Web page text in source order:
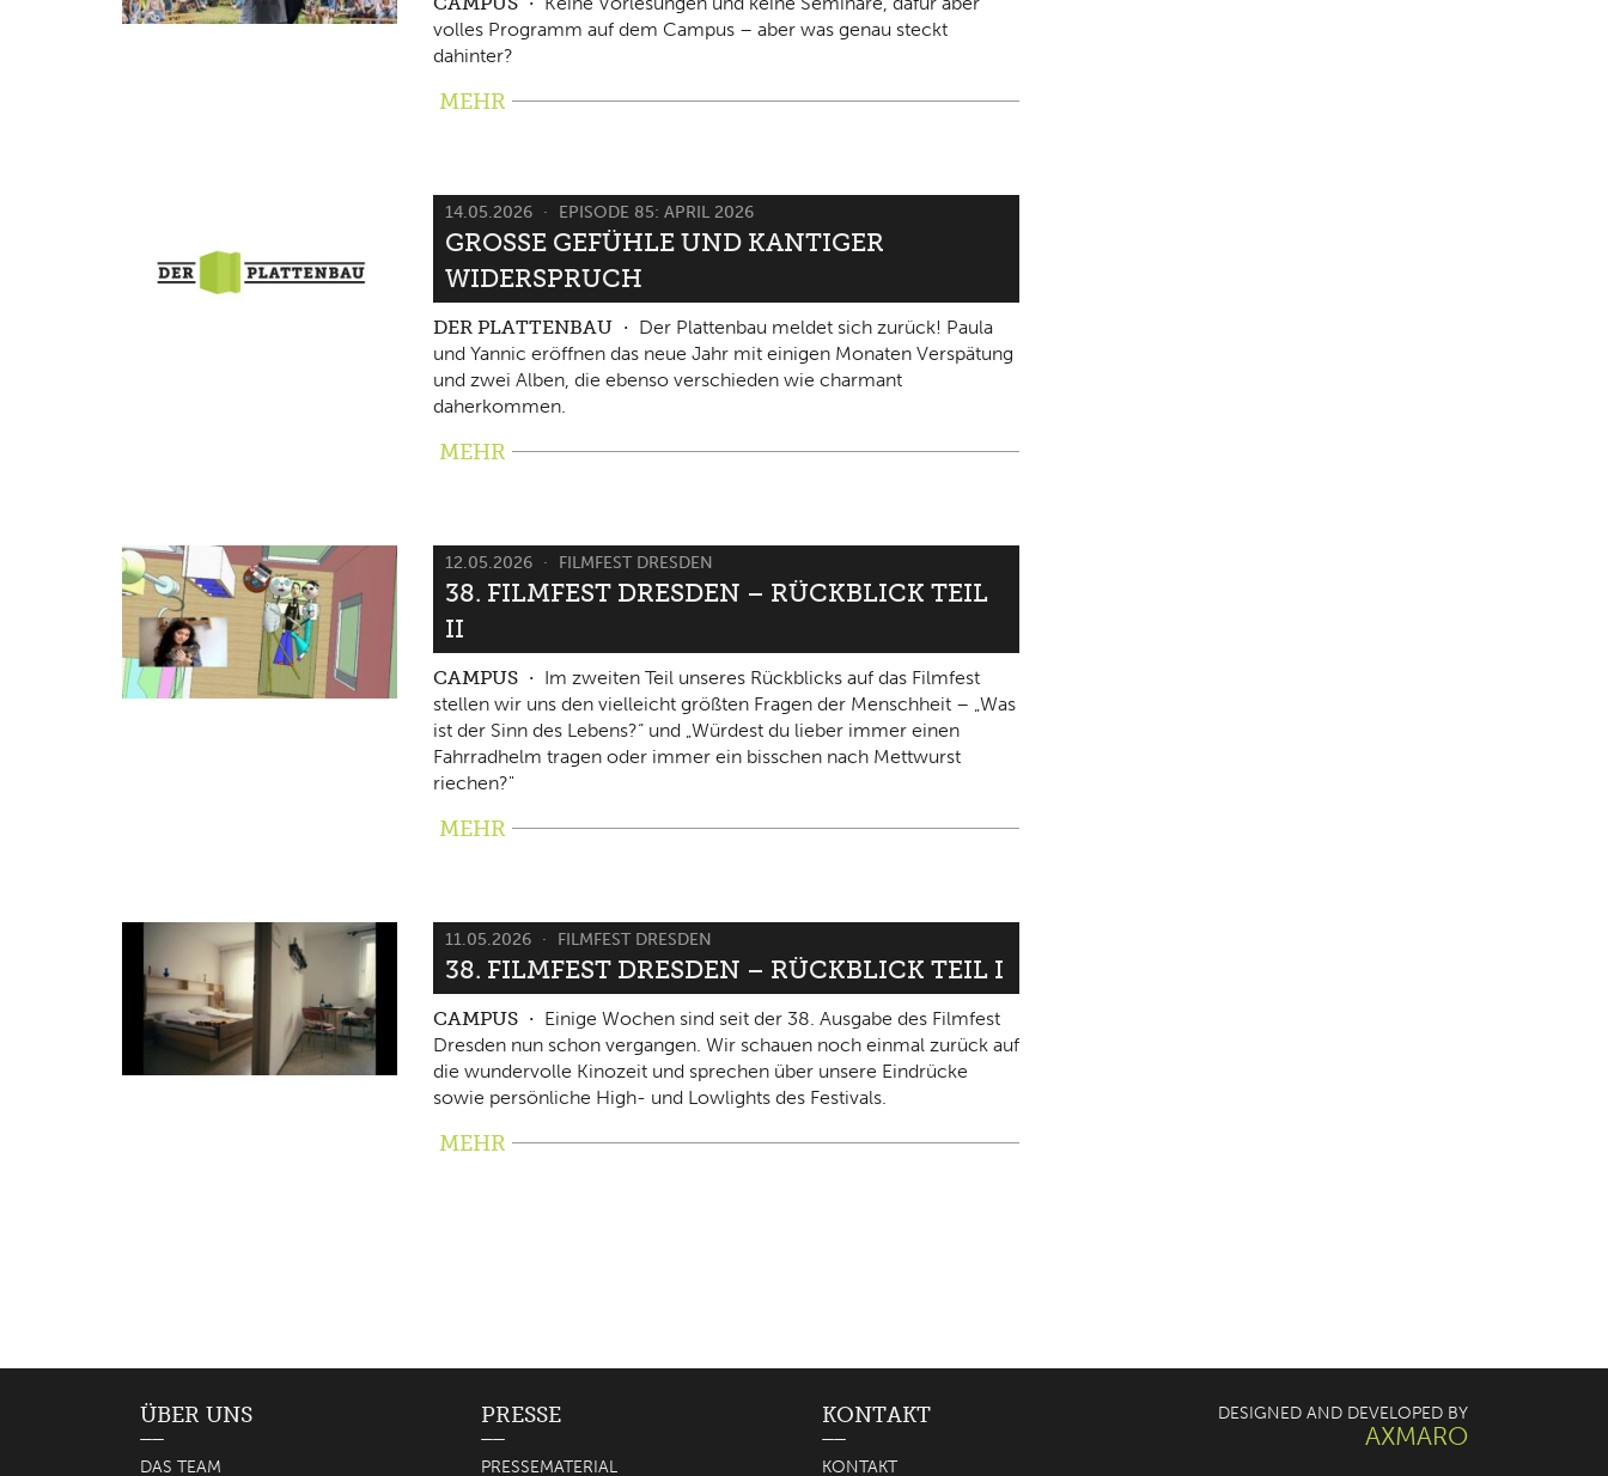
volles Programm auf dem Campus – aber was genau steckt
dahinter?
MEHR
14.05.2026 EPISODE 85: APRIL 2026
GROSSE GEFÜHLE UND KANTIGER W
IDERSPRUCH
DER PLATTENBAU
Der Plattenbau meldet sich zurück! Paula
und Yannic eröffnen das neue Jahr mit einigen Monaten Verspätung
und zwei Alben, die ebenso verschieden wie charmant
daherkommen.
MEHR
12.05.2026 FILMFEST DRESDEN
38. FILMFEST DRESDEN – RÜCKBLICK TEIL
II
CAMPUS
Im zweiten Teil unseres Rückblicks auf das Filmfest
stellen wir uns den vielleicht größten Fragen der Menschheit – „Was
ist der Sinn des Lebens?“ und „Würdest du lieber immer einen
Fahrradhelm tragen oder immer ein bisschen nach Mettwurst
riechen?"
MEHR
11.05.2026 FILMFEST DRESDEN
38. FILMFEST DRESDEN – RÜCKBLICK TEIL I
CAMPUS
Einige Wochen sind seit der 38. Ausgabe des Filmfest
Dresden nun schon vergangen. Wir schauen noch einmal zurück auf
die wundervolle Kinozeit und sprechen über unsere Eindrücke
sowie persönliche High- und Lowlights des Festivals.
MEHR
ÜBER UNS
DAS TEAM
PRESSE
PRESSEMATERIAL
KONTAKT
KONTAKT
DESIGNED AND DEVELOPED BY
AXMARO